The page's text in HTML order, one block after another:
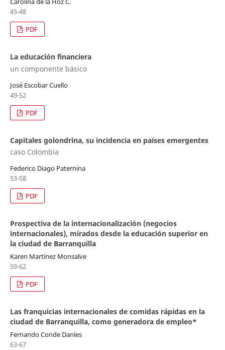
45-48
PDF
La educación financiera
un componente básico
José Escobar Cuello
49-52
PDF
Capitales golondrina, su incidencia en países emergentes
caso Colombia
Federico Diago Paternina
53-58
PDF
Prospectiva de la internacionalización (negocios
internacionales), mirados desde la educación superior en
la ciudad de Barranquilla
Karen Martínez Monsalve
59-62
PDF
Las franquicias internacionales de comidas rápidas en la
ciudad de Barranquilla, como generadora de empleo*
Fernando Conde Daníes
63-67